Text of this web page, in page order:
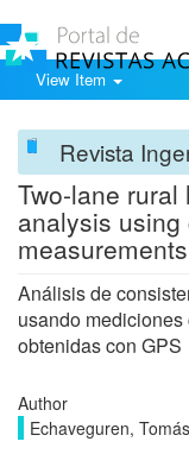
View Item
Revista
Two-lane
analysis
Análisis de
usando
obtenidas con GPS
Author
Echaveguren, Tomás